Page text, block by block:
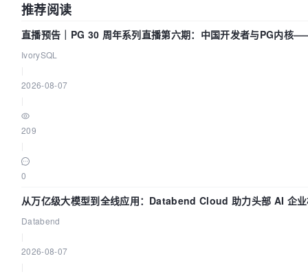
推荐阅读
直播预告｜PG 30 周年系列直播第六期：中国开发者与PG内核
IvorySQL
2026-08-07
209
0
从万亿级大模型到全线应用：Databend Cloud 助力头部 AI 企
Databend
2026-08-07